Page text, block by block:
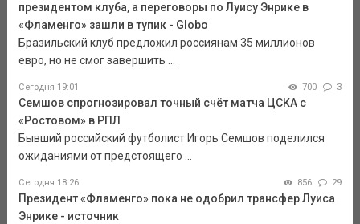
президентом клуба, а переговоры по Луису Энрике в
«Фламенго» зашли в тупик - Globo
Бразильский клуб предложил россиянам 35 миллионов
евро, но не смог завершить ...
Сегодня 19:01 700 3
Семшов спрогнозировал точный счёт матча ЦСКА с
«Ростовом» в РПЛ
Бывший российский футболист Игорь Семшов поделился
ожиданиями от предстоящего ...
Сегодня 18:26 856 29
Президент «Фламенго» пока не одобрил трансфер Луиса
Энрике - источник